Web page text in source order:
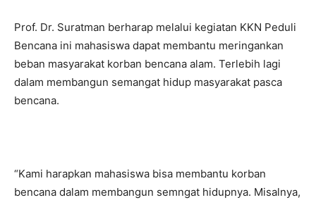
Prof. Dr. Suratman berharap melalui kegiatan KKN Peduli
Bencana ini mahasiswa dapat membantu meringankan
beban masyarakat korban bencana alam. Terlebih lagi
dalam membangun semangat hidup masyarakat pasca
bencana.
“Kami harapkan mahasiswa bisa membantu korban
bencana dalam membangun semngat hidupnya. Misalnya,